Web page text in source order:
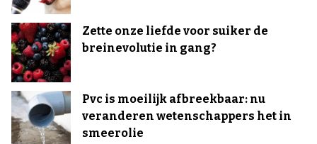
Zette onze liefde voor suiker de
breinevolutie in gang?
Pvc is moeilijk afbreekbaar: nu
veranderen wetenschappers het in
smeerolie